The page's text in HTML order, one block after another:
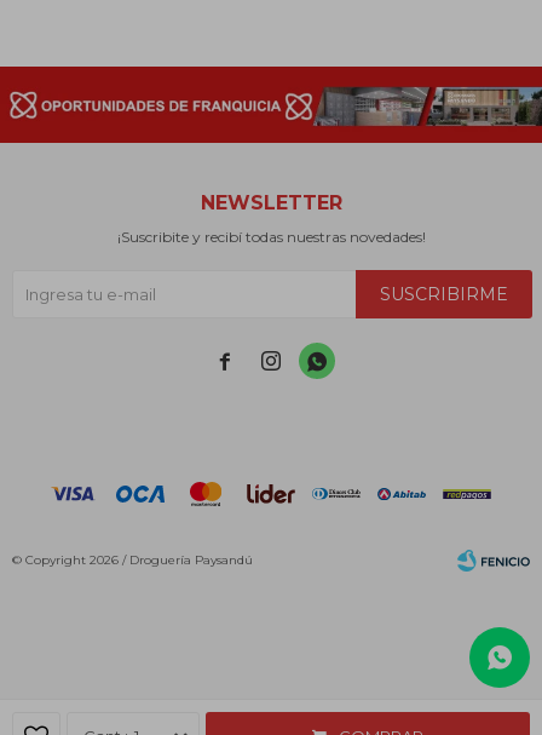
NEWSLETTER
¡Suscribite y recibí todas nuestras novedades!
SUSCRIBIRME
  
© Copyright 2026 / Droguería Paysandú